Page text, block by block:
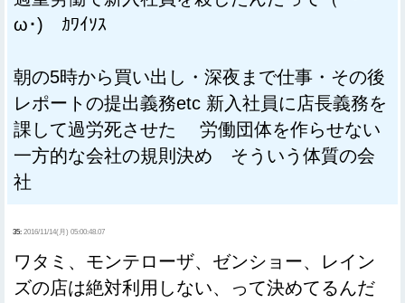
ω･) ｶﾜｲｿｽ
朝の5時から買い出し・深夜まで仕事・その後
レポートの提出義務etc 新入社員に店長義務を
課して過労死させた 労働団体を作らせない
一方的な会社の規則決め そういう体質の会
社
35: 2016/11/14(月) 05:00:48.07
ワタミ、モンテローザ、ゼンショー、レイン
ズの店は絶対利用しない、って決めてるんだ